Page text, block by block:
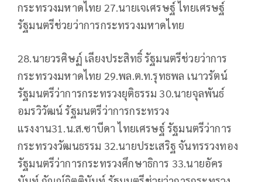
กระทรวงมหาดไทย 27.นายเจเศรษฐ์ ไทยเศรษฐ์
รัฐมนตรีช่วยว่าการกระทรวงมหาดไทย
28.นายวรศิษฏ์ เลียงประสิทธิ์ รัฐมนตรีช่วยว่าการ
กระทรวงมหาดไทย 29.พล.ต.ท.รุทธพล เนาวรัตน์
รัฐมนตรีว่าการกระทรวงยุติธรรม 30.นายจุลพันธ์
อมรวิวัฒน์ รัฐมนตรีว่าการกระทรวง
แรงงาน31.น.ส.ซาบีดา ไทยเศรษฐ์ รัฐมนตรีว่าการ
กระทรวงวัฒนธรรม 32.นายประเสริฐ จันทรรวงทอง
รัฐมนตรีว่าการกระทรวงศึกษาธิการ 33.นายอัคร